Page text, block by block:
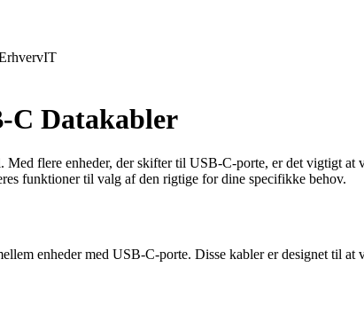
IT
C Datakabler
flere enheder, der skifter til USB-C-porte, er det vigtigt
funktioner til valg af den rigtige for dine specifikke behov.
enheder med USB-C-porte. Disse kabler er designet til